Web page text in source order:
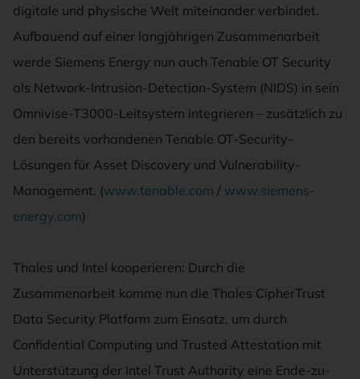
digitale und physische Welt miteinander verbindet.
Aufbauend auf einer langjährigen Zusammenarbeit
werde Siemens Energy nun auch Tenable OT Security
als Network-Intrusion-Detection-System (NIDS) in sein
Omnivise-T3000-Leitsystem integrieren – zusätzlich zu
den bereits vorhandenen Tenable OT-Security-
Lösungen für Asset Discovery und Vulnerability-
Management. (www.tenable.com / www.siemens-
energy.com)
Thales und Intel kooperieren: Durch die
Zusammenarbeit komme nun die Thales CipherTrust
Data Security Platform zum Einsatz, um durch
Confidential Computing und Trusted Attestation mit
Unterstützung der Intel Trust Authority eine Ende-zu-